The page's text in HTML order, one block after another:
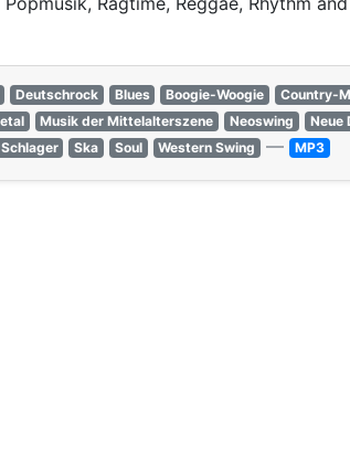
Deutschrock Blues Boogie-Woogie Country-
Musik der Mittelalterszene Neoswing Neue
Schlager Ska Soul Western Swing — MP3